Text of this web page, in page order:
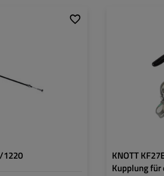
1220
KNOTT
Kupplung
Zulässiger